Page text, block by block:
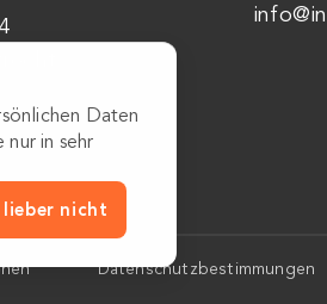
Datenschutzbestimmungen
Daten
in sehr
lieber nicht